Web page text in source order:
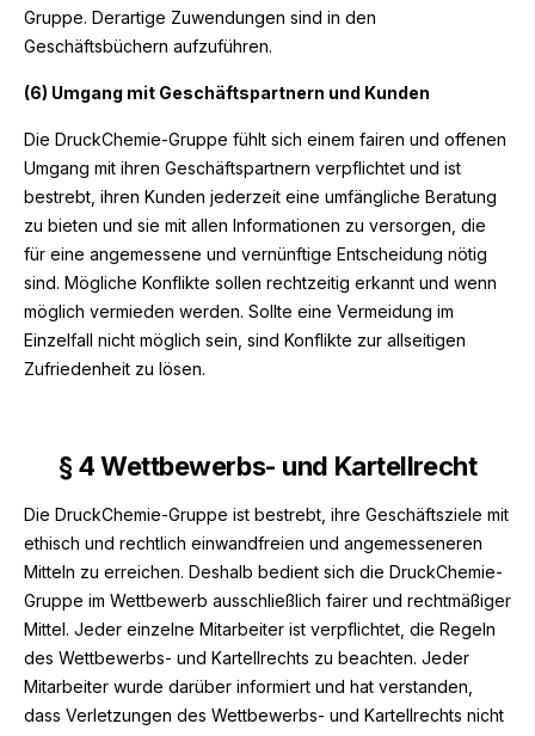
Gruppe. Derartige Zuwendungen sind in den
Geschäftsbüchern aufzuführen.
(6) Umgang mit Geschäftspartnern und Kunden
Die DruckChemie-Gruppe fühlt sich einem fairen und offenen
Umgang mit ihren Geschäftspartnern verpflichtet und ist
bestrebt, ihren Kunden jederzeit eine umfängliche Beratung
zu bieten und sie mit allen Informationen zu versorgen, die
für eine angemessene und vernünftige Entscheidung nötig
sind. Mögliche Konflikte sollen rechtzeitig erkannt und wenn
möglich vermieden werden. Sollte eine Vermeidung im
Einzelfall nicht möglich sein, sind Konflikte zur allseitigen
Zufriedenheit zu lösen.
§ 4 Wettbewerbs- und Kartellrecht
Die DruckChemie-Gruppe ist bestrebt, ihre Geschäftsziele mit
ethisch und rechtlich einwandfreien und angemesseneren
Mitteln zu erreichen. Deshalb bedient sich die DruckChemie-
Gruppe im Wettbewerb ausschließlich fairer und rechtmäßiger
Mittel. Jeder einzelne Mitarbeiter ist verpflichtet, die Regeln
des Wettbewerbs- und Kartellrechts zu beachten. Jeder
Mitarbeiter wurde darüber informiert und hat verstanden,
dass Verletzungen des Wettbewerbs- und Kartellrechts nicht